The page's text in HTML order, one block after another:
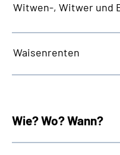
Witwen-, Witwer und
Waisenrenten
Wie? Wo? Wann?